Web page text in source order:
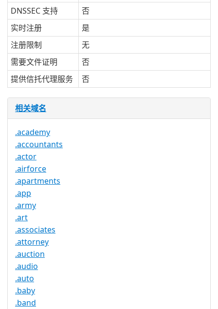
DNSSEC 支持
否
实时注册
是
注册限制
无
需要文件证明
否
提供信托代理服务
否
相关域名
.academy
.accountants
.actor
.airforce
.apartments
.app
.army
.art
.associates
.attorney
.auction
.audio
.auto
.baby
.band